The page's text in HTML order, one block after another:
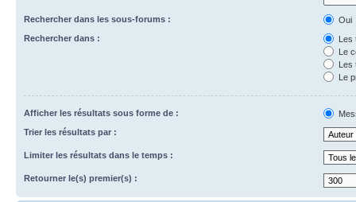
Rechercher dans les sous-forums :
Oui
Rechercher dans :
Les
Le
Les
Le
Afficher les résultats sous forme de :
Trier les résultats par :
Limiter les résultats dans le temps :
Retourner le(s) premier(s) :